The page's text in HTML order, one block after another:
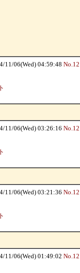
11/06(Wed) 04:59:48
11/06(Wed) 03:26:16
11/06(Wed) 03:21:36
11/06(Wed) 01:49:02